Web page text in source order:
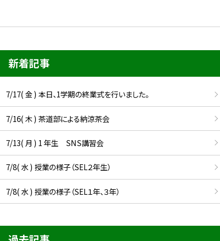
新着記事
7/17( 金 ) 本日、1学期の終業式を行いました。
7/16( 木 ) 茶道部による納涼茶会
7/13( 月 ) 1 年生 SNS講習会
7/8( 水 ) 授業の様子（SEL２年生）
7/8( 水 ) 授業の様子（SEL１年、３年）